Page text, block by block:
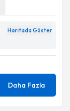
Haritada Göster
Daha Fazla